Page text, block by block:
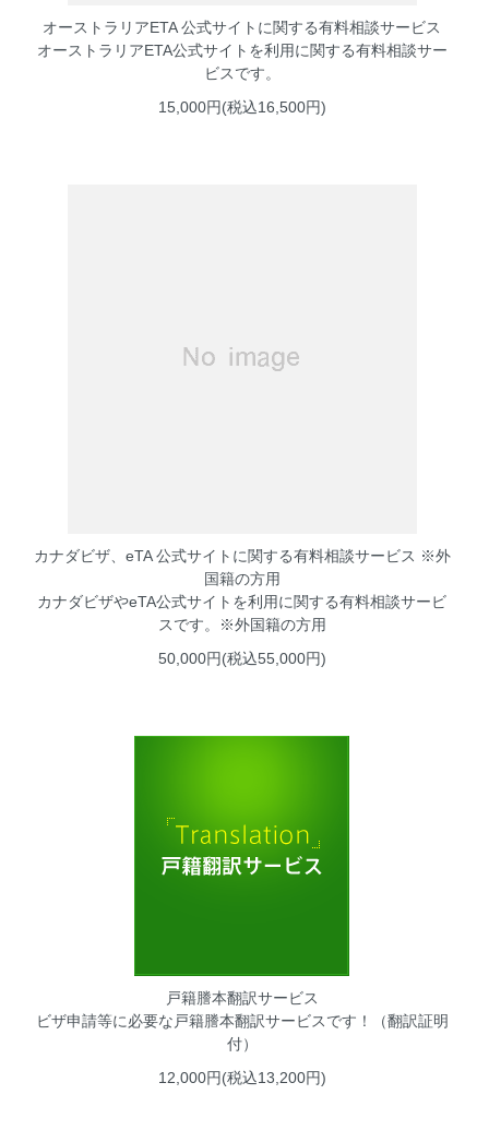
オーストラリアETA 公式サイトに関する有料相談サービス
オーストラリアETA公式サイトを利用に関する有料相談サー
ビスです。
15,000円(税込16,500円)
カナダビザ、eTA 公式サイトに関する有料相談サービス ※外
国籍の方用
カナダビザやeTA公式サイトを利用に関する有料相談サービ
スです。※外国籍の方用
50,000円(税込55,000円)
戸籍謄本翻訳サービス
ビザ申請等に必要な戸籍謄本翻訳サービスです！（翻訳証明
付）
12,000円(税込13,200円)